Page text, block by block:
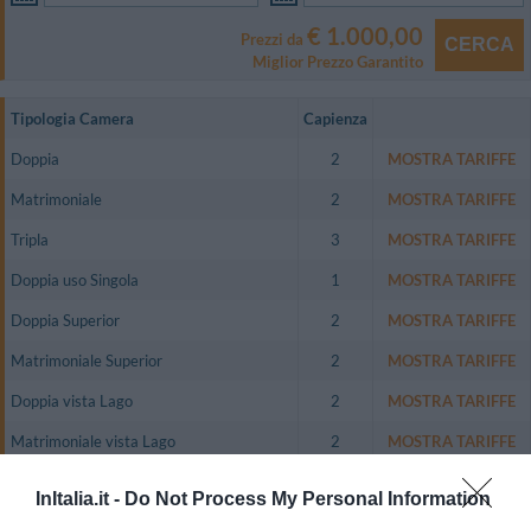
InItalia.it - Do Not Process My Personal Information
Prezzi da € 1.000,00
Miglior Prezzo Garantito
CERCA
Tipologia Camera Capienza
Doppia 2 MOSTRA TARIFFE
Matrimoniale 2 MOSTRA TARIFFE
Tripla 3 MOSTRA TARIFFE
Doppia uso Singola 1 MOSTRA TARIFFE
Doppia Superior 2 MOSTRA TARIFFE
Matrimoniale Superior 2 MOSTRA TARIFFE
Doppia vista Lago 2 MOSTRA TARIFFE
Matrimoniale vista Lago 2 MOSTRA TARIFFE
MOSTRA TARIFFE